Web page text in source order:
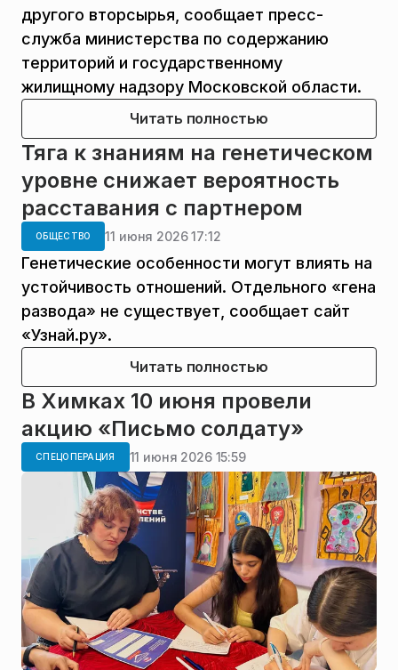
другого вторсырья, сообщает пресс-
служба министерства по содержанию
территорий и государственному
жилищному надзору Московской области.
Читать полностью
Тяга к знаниям на генетическом
уровне снижает вероятность
расставания с партнером
ОБЩЕСТВО 11 июня 2026 17:12
Генетические особенности могут влиять на
устойчивость отношений. Отдельного «гена
развода» не существует, сообщает сайт
«Узнай.ру».
Читать полностью
В Химках 10 июня провели
акцию «Письмо солдату»
СПЕЦОПЕРАЦИЯ 11 июня 2026 15:59